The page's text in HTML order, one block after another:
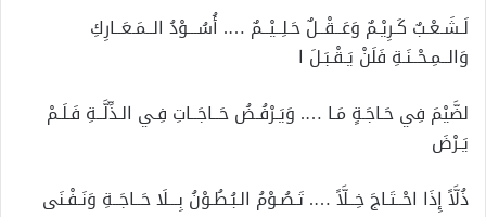
لَـشَـعْـبٌ كَـرِيْـمٌ وَعَــقْــلٌ حَـلِــيْــمٌ …. أُسُـــوْدُ الــمَـعَــارِكِ
وَالــمِـحْــنَـةِ فَلَنْ يَـقْـبَـلَ ا
لضَّيْمَ فِي حَـاجَـةٍ مَـا …. وَيَـرْفُـضُ حَــاجَــاتِ فِـي الـذِّلَّــةِ فَـلَـمْ
يَـرْضَ
ذُلَّاً إِذَا احْــتَـاجَ خِــلَّاً …. تَـصُـوْمُ الـبُـطُـوْنُ بِـــلَا حَــاجَــةِ وَنَـفْـنَى